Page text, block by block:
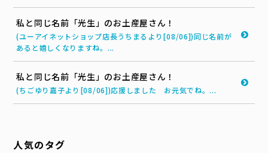
私と同じ名前「光生」のお土産屋さん！
(ユーアイネットショップ店長うちまるより[08/06])同じ名前が
あると嬉しくなりますね。...
私と同じ名前「光生」のお土産屋さん！
(ちごゆり嘉子より[08/06])応援しました お元気でね。...
人気のタグ